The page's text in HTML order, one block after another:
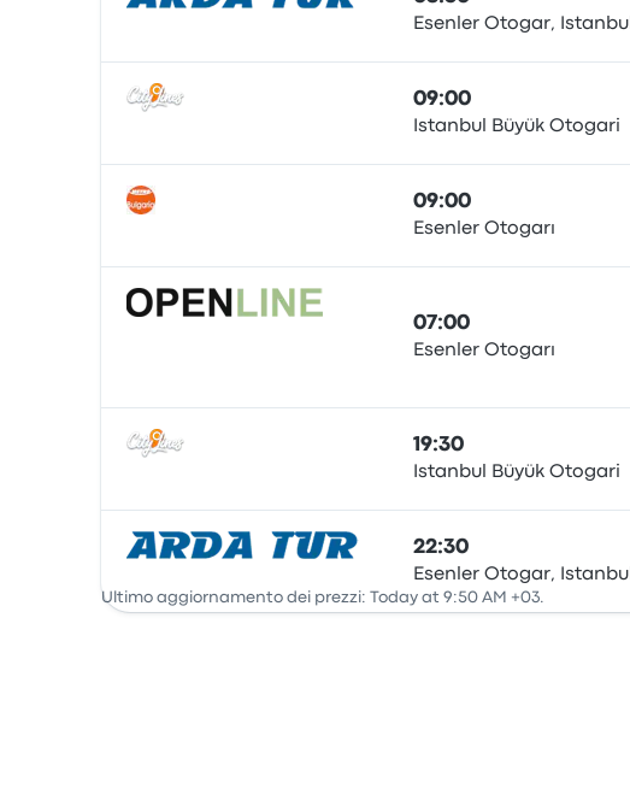
Esenler Otogar, Istanbul
09:00
Istanbul Büyük Otogari
09:00
Esenler Otogarı
07:00
Esenler Otogarı
19:30
Istanbul Büyük Otogari
Pullman
22:30
Esenler Otogar, Istanbul
Ultimo aggiornamento dei prezzi: Today at 9:50 AM +03.